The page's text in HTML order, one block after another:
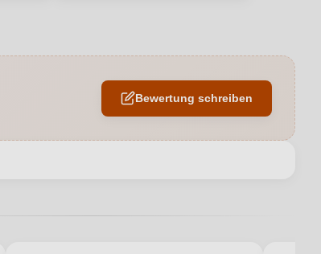
Edelstahltank
Mößlinger
Bewertung schreiben